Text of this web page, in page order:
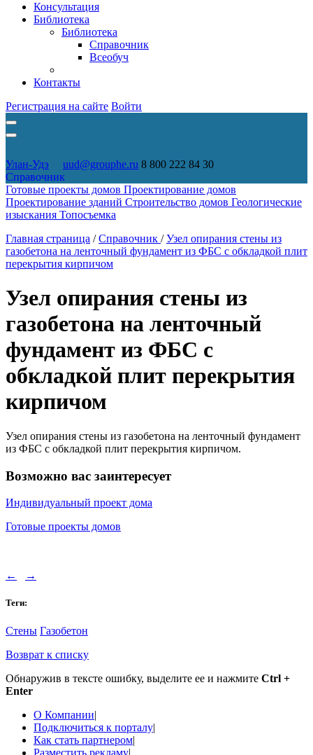
Консультация
Библиотека
Библиотека
Справочник
Всеобуч
Контакты
Регистрация на сайте Войти
Улан-Удэ uud@grouphe.ru 8 800 222 84 30
Справочник
Готовые проекты домов Проектирование домов
Проектирование зданий Строительство домов Геологические
изыскания Топосъемка
Главная страница / Справочник / Узел опирания стены из
газобетона на ленточный фундамент из ФБС с обкладкой плит
перекрытия кирпичом
Узел опирания стены из
газобетона на ленточный
фундамент из ФБС с
обкладкой плит перекрытия
кирпичом
Узел опирания стены из газобетона на ленточный фундамент
из ФБС с обкладкой плит перекрытия кирпичом.
Возможно вас заинтересует
Индивидуальный проект дома
Готовые проекты домов
← →
Теги:
Стены Газобетон
Возврат к списку
Обнаружив в тексте ошибку, выделите ее и нажмите Ctrl +
Enter
О Компании|
Подключиться к порталу|
Как стать партнером|
Разместить рекламу|